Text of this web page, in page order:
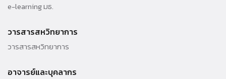
e-learning มธ.
วารสารสหวิทยาการ
วารสารสหวิทยาการ
อาจารย์และบุคลากร